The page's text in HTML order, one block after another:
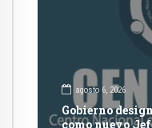
agosto 6, 2026
Gobierno
como nuevo